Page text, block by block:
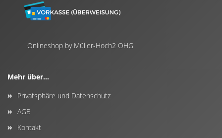
Onlineshop by Müller-Hoch2 OHG
Mehr über...
Privatsphäre und Datenschutz
AGB
Kontakt